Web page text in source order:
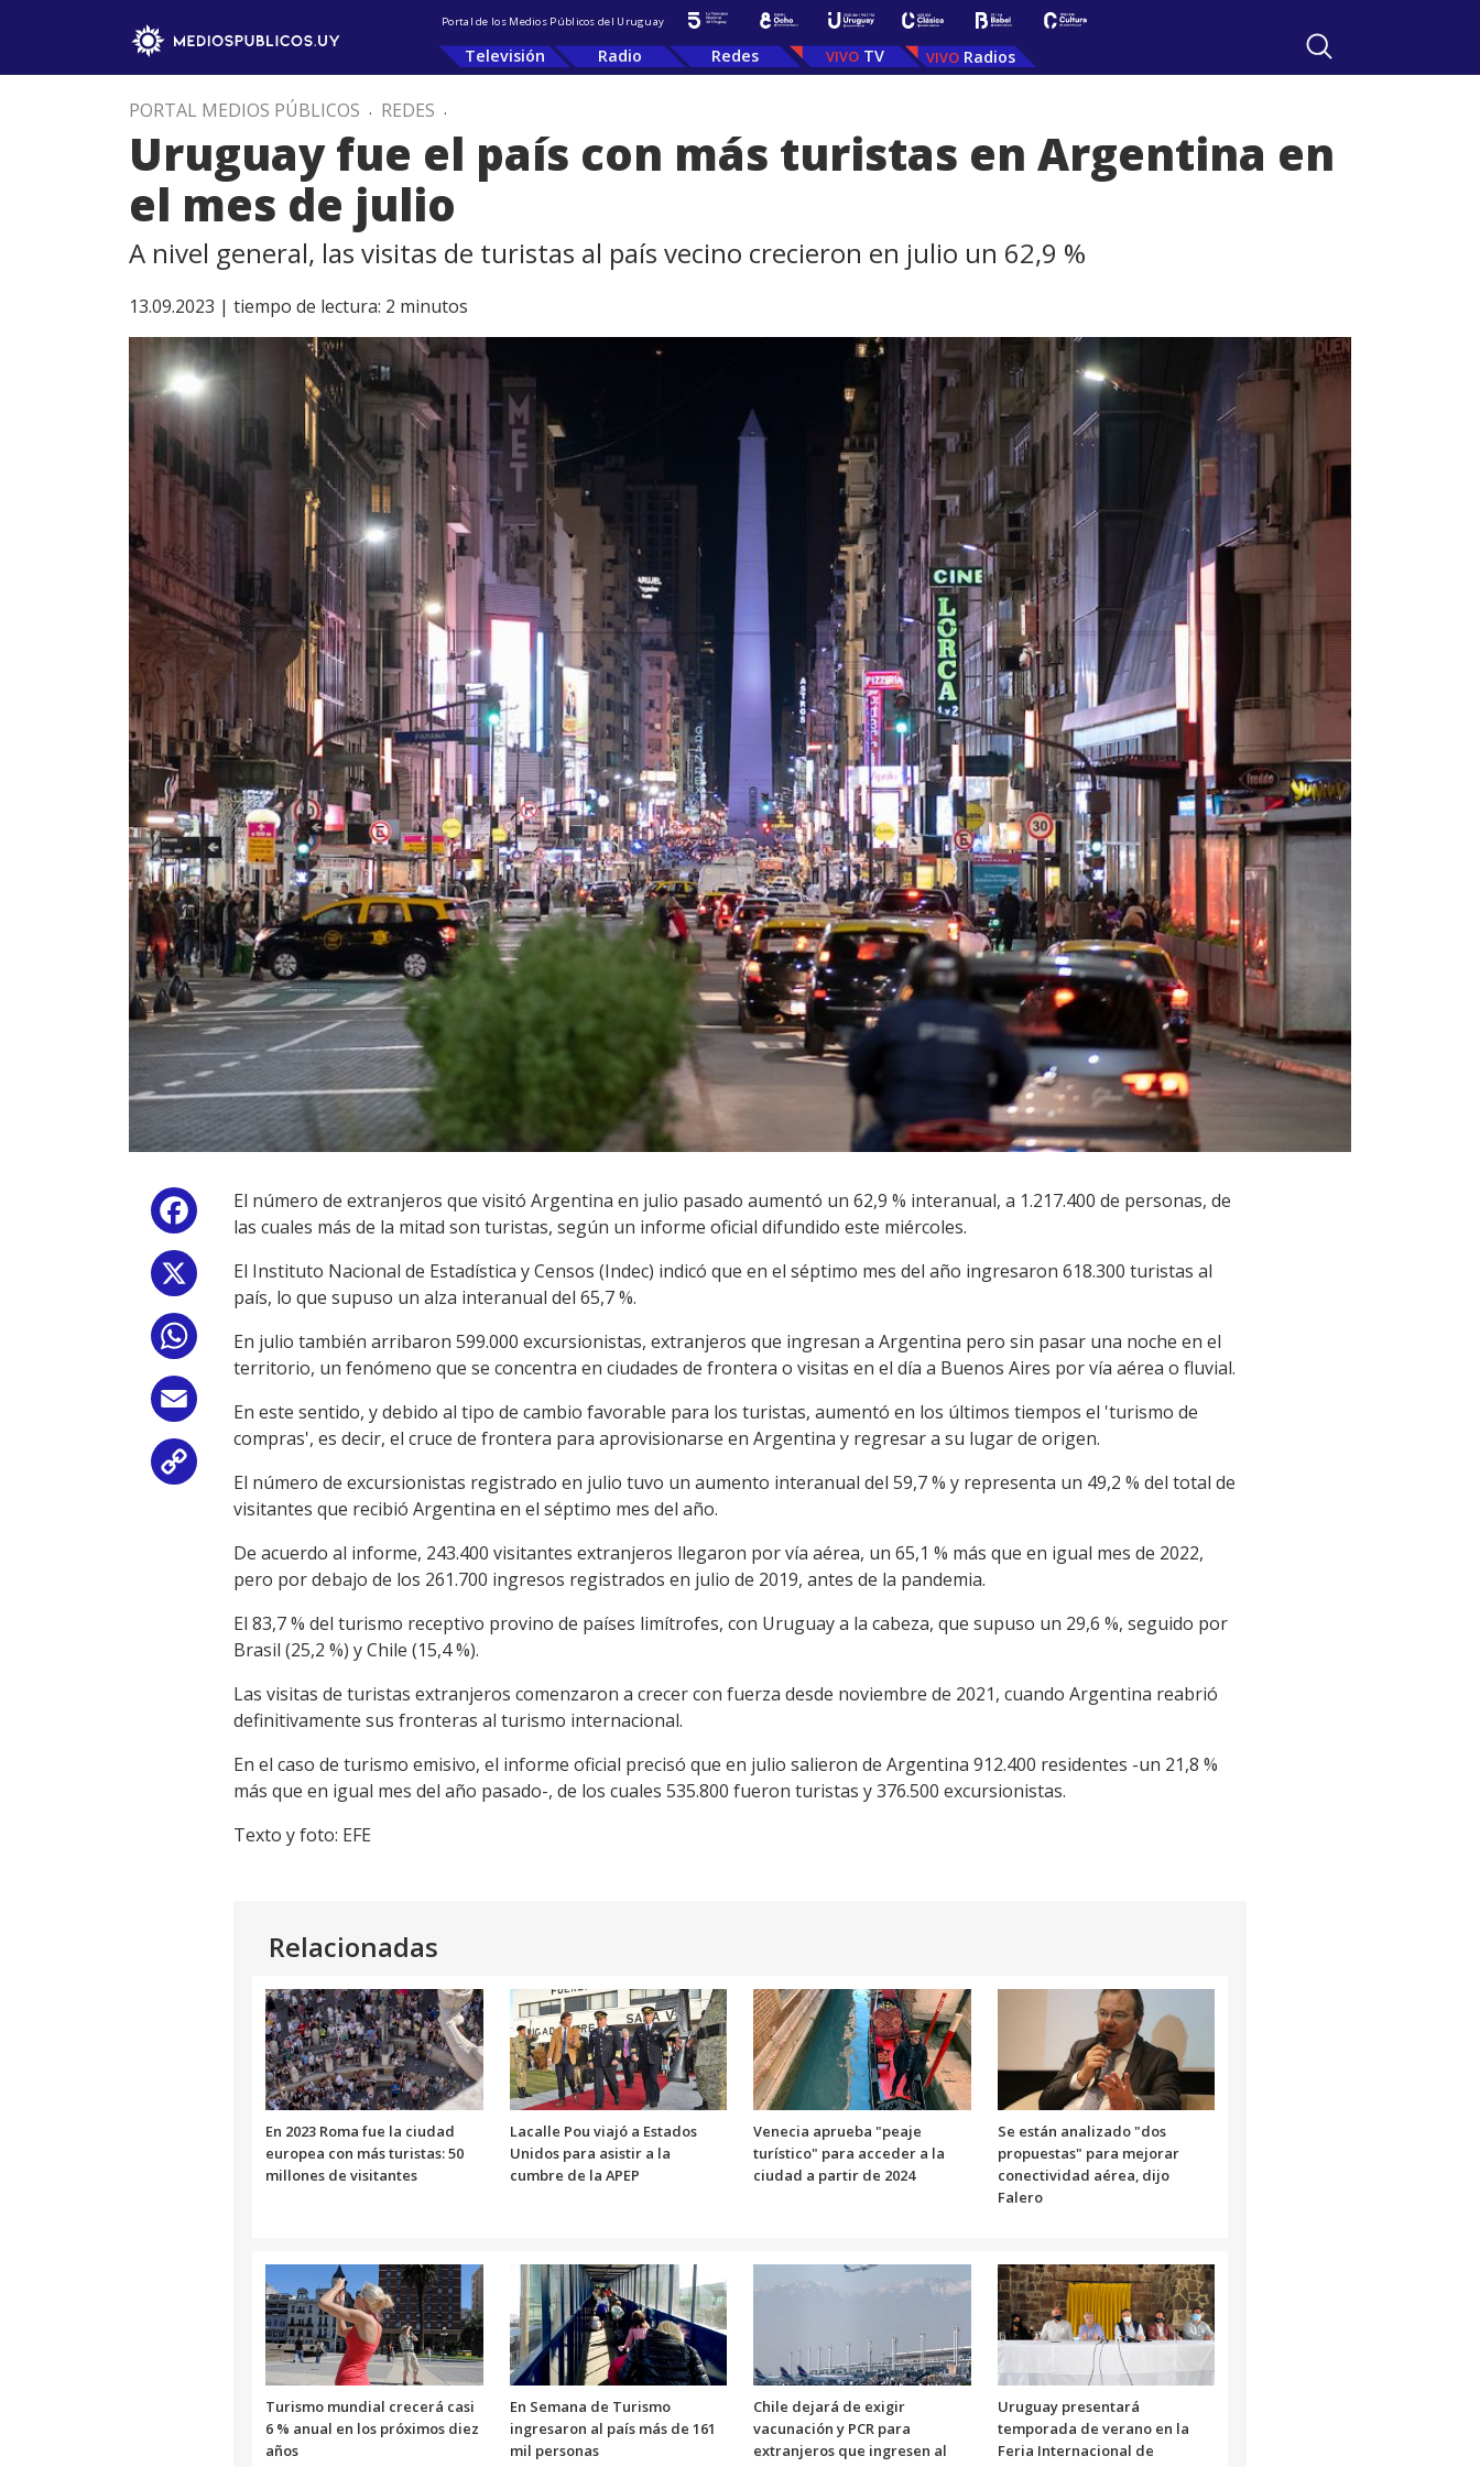
Portal de los Medios Públicos del Uruguay
Televisión Radio Redes TV Radios
PORTAL MEDIOS PÚBLICOS . REDES .
Uruguay fue el país con más turistas en Argentina en
el mes de julio
A nivel general, las visitas de turistas al país vecino crecieron en julio un 62,9 %
13.09.2023 | tiempo de lectura: 2 minutos
Facebook
WhatsApp
Email
Link
El número de extranjeros que visitó Argentina en julio pasado aumentó un 62,9 % interanual, a 1.217.400 de personas, de
las cuales más de la mitad son turistas, según un informe oficial difundido este miércoles.
El Instituto Nacional de Estadística y Censos (Indec) indicó que en el séptimo mes del año ingresaron 618.300 turistas al
país, lo que supuso un alza interanual del 65,7 %.
En julio también arribaron 599.000 excursionistas, extranjeros que ingresan a Argentina pero sin pasar una noche en el
territorio, un fenómeno que se concentra en ciudades de frontera o visitas en el día a Buenos Aires por vía aérea o fluvial.
En este sentido, y debido al tipo de cambio favorable para los turistas, aumentó en los últimos tiempos el 'turismo de
compras', es decir, el cruce de frontera para aprovisionarse en Argentina y regresar a su lugar de origen.
El número de excursionistas registrado en julio tuvo un aumento interanual del 59,7 % y representa un 49,2 % del total de
visitantes que recibió Argentina en el séptimo mes del año.
De acuerdo al informe, 243.400 visitantes extranjeros llegaron por vía aérea, un 65,1 % más que en igual mes de 2022,
pero por debajo de los 261.700 ingresos registrados en julio de 2019, antes de la pandemia.
El 83,7 % del turismo receptivo provino de países limítrofes, con Uruguay a la cabeza, que supuso un 29,6 %, seguido por
Brasil (25,2 %) y Chile (15,4 %).
Las visitas de turistas extranjeros comenzaron a crecer con fuerza desde noviembre de 2021, cuando Argentina reabrió
definitivamente sus fronteras al turismo internacional.
En el caso de turismo emisivo, el informe oficial precisó que en julio salieron de Argentina 912.400 residentes -un 21,8 %
más que en igual mes del año pasado-, de los cuales 535.800 fueron turistas y 376.500 excursionistas.
Texto y foto: EFE
Relacionadas
En 2023 Roma fue la ciudad
europea con más turistas: 50
millones de visitantes
Lacalle Pou viajó a Estados
Unidos para asistir a la
cumbre de la APEP
Venecia aprueba "peaje
turístico" para acceder a la
ciudad a partir de 2024
Se están analizado "dos
propuestas" para mejorar
conectividad aérea, dijo
Falero
Turismo mundial crecerá casi
6 % anual en los próximos diez
años
En Semana de Turismo
ingresaron al país más de 161
mil personas
Chile dejará de exigir
vacunación y PCR para
extranjeros que ingresen al
Uruguay presentará
temporada de verano en la
Feria Internacional de